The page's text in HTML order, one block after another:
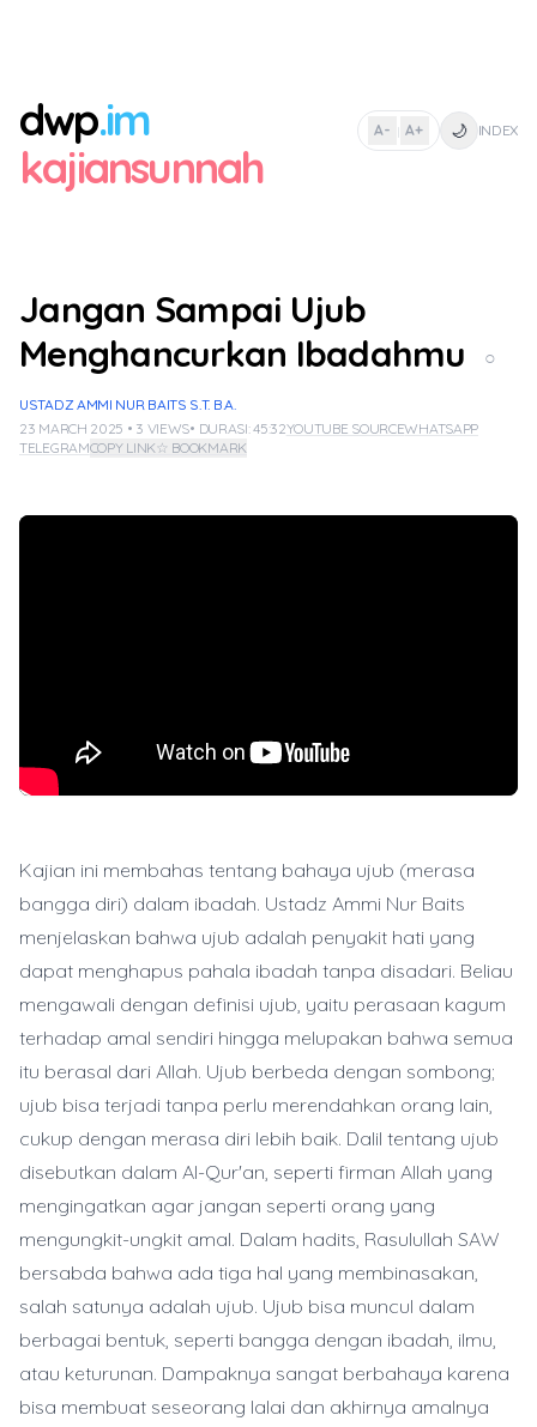
dwp.im
kajiansunnah
A- | A+ 🌙 INDEX
Jangan Sampai Ujub
Menghancurkan Ibadahmu
○
USTADZ AMMI NUR BAITS S.T. B.A.
23 MARCH 2025 • 3 VIEWS• DURASI: 45:32YOUTUBE SOURCEWHATSAPP
TELEGRAMCOPY LINK☆ BOOKMARK
Kajian ini membahas tentang bahaya ujub (merasa
bangga diri) dalam ibadah. Ustadz Ammi Nur Baits
menjelaskan bahwa ujub adalah penyakit hati yang
dapat menghapus pahala ibadah tanpa disadari. Beliau
mengawali dengan definisi ujub, yaitu perasaan kagum
terhadap amal sendiri hingga melupakan bahwa semua
itu berasal dari Allah. Ujub berbeda dengan sombong;
ujub bisa terjadi tanpa perlu merendahkan orang lain,
cukup dengan merasa diri lebih baik. Dalil tentang ujub
disebutkan dalam Al-Qur'an, seperti firman Allah yang
mengingatkan agar jangan seperti orang yang
mengungkit-ungkit amal. Dalam hadits, Rasulullah SAW
bersabda bahwa ada tiga hal yang membinasakan,
salah satunya adalah ujub. Ujub bisa muncul dalam
berbagai bentuk, seperti bangga dengan ibadah, ilmu,
atau keturunan. Dampaknya sangat berbahaya karena
bisa membuat seseorang lalai dan akhirnya amalnya